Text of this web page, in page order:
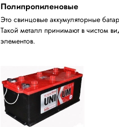
Полипропиленовые
Это свинцовые аккумуляторные
Такой металл принимают в чистом
элементов.